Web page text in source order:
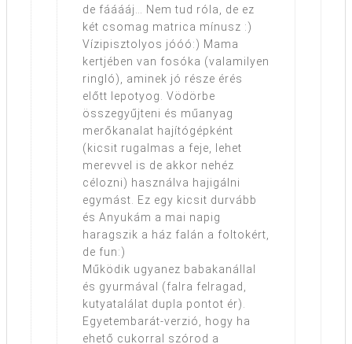
de fááááj… Nem tud róla, de ez
két csomag matrica mínusz :)
Vízipisztolyos jóóó:) Mama
kertjében van fosóka (valamilyen
ringló), aminek jó része érés
előtt lepotyog. Vödörbe
összegyűjteni és műanyag
merőkanalat hajítógépként
(kicsit rugalmas a feje, lehet
merevvel is de akkor nehéz
célozni) használva hajigálni
egymást. Ez egy kicsit durvább
és Anyukám a mai napig
haragszik a ház falán a foltokért,
de fun:)
Működik ugyanez babakanállal
és gyurmával (falra felragad,
kutyatalálat dupla pontot ér).
Egyetembarát-verzió, hogy ha
ehető cukorral szórod a